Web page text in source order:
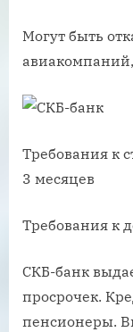
Могут быть
Требования к
3 месяцев
Требования к
СКБ-банк
просрочек.
пенсионеры.